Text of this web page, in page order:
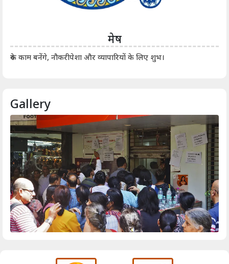
मेष
रुके काम बनेंगे, नौकरीपेशा और व्यापारियों के लिए शुभ।
Gallery